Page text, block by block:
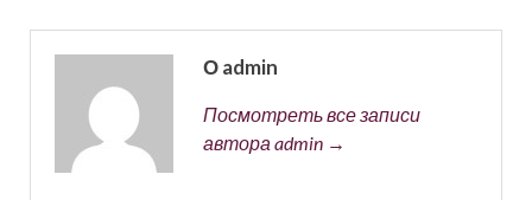
О admin
Посмотреть все записи
автора admin →